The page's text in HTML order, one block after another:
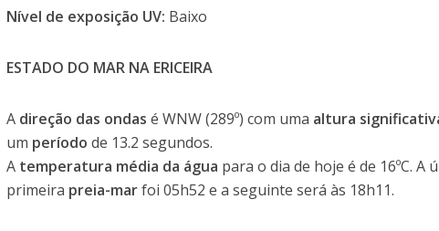
Nível de exposição UV: Baixo
ESTADO DO MAR NA ERICEIRA
A direção das ondas é WNW (289º) com uma altura
um períodode 13.2 segundos.
A temperatura média da água para o dia de hoje é de 16ºC. A
primeira preia-marfoi 05h52 e a seguinte será às 18h11.